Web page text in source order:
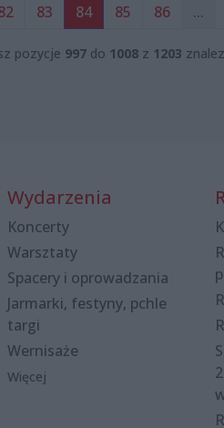
83 84 85 86 ...
pozycje 997 do 1008 z 1203
Wydarzenia
Koncerty
Warsztaty
Spacery i oprowadzania
Jarmarki, festyny, pchle
targi
Wernisaże
Więcej